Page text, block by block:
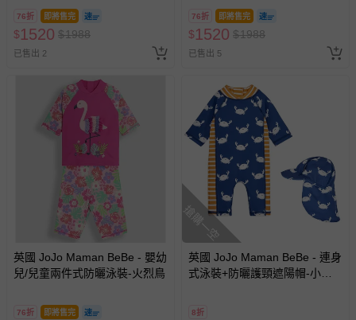
76折 即將售完
$1520 $1988
已售出 2
76折 即將售完
$1520 $1988
已售出 5
英國 JoJo Maman BeBe - 嬰幼
兒/兒童兩件式防曬泳裝-火烈鳥
76折 即將售完
搶購一空
英國 JoJo Maman BeBe - 連身
式泳裝+防曬護頸遮陽帽-小白
8折